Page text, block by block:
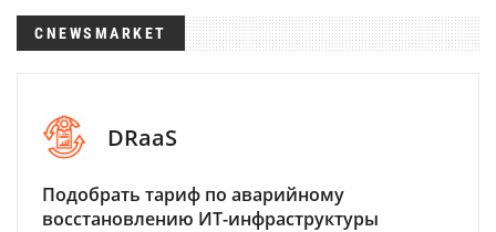
CNEWSMARKET
DRaaS
Подобрать тариф по аварийному
восстановлению ИТ-инфраструктуры